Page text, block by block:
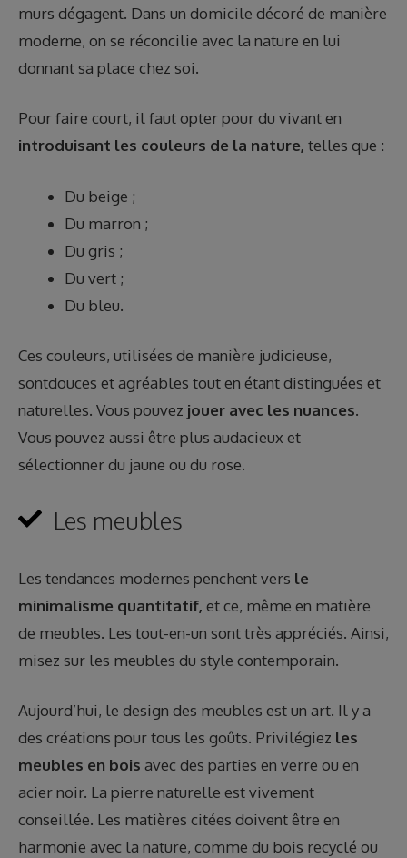
murs dégagent. Dans un domicile décoré de manière
moderne, on se réconcilie avec la nature en lui
donnant sa place chez soi.
Pour faire court, il faut opter pour du vivant en
introduisant les couleurs de la nature, telles que :
Du beige ;
Du marron ;
Du gris ;
Du vert ;
Du bleu.
Ces couleurs, utilisées de manière judicieuse,
sontdouces et agréables tout en étant distinguées et
naturelles. Vous pouvez jouer avec les nuances.
Vous pouvez aussi être plus audacieux et
sélectionner du jaune ou du rose.
Les meubles
Les tendances modernes penchent vers le
minimalisme quantitatif, et ce, même en matière
de meubles. Les tout-en-un sont très appréciés. Ainsi,
misez sur les meubles du style contemporain.
Aujourd’hui, le design des meubles est un art. Il y a
des créations pour tous les goûts. Privilégiez les
meubles en bois avec des parties en verre ou en
acier noir. La pierre naturelle est vivement
conseillée. Les matières citées doivent être en
harmonie avec la nature, comme du bois recyclé ou